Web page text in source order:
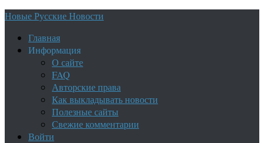
Новые Русские Новости
Главная
Информация
О сайте
FAQ
Авторские права
Как выкладывать новости
Полезные сайты
Свежие комментарии
Войти